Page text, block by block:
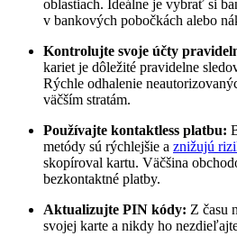
oblastiach. Ideálne je vybrať si
v bankových pobočkách alebo
Kontrolujte svoje účty
kariet je dôležité pravidelne
Rýchle odhalenie
väčším stratám.
Používajte kontaktless platbu:
metódy sú rýchlejšie a znižujú
skopíroval kartu. Väčšina
bezkontaktné platby.
Aktualizujte PIN kódy: Z času
svojej karte a nikdy ho